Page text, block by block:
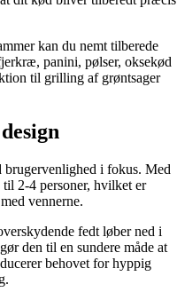
kan du nemt tilberede
panini, pølser, oksekød
til grilling af grøntsager
i fokus. Med
til 2-4 personer, hvilket er
vennerne.
fedt løber ned i
den til en sundere måde at
behovet for hyppig